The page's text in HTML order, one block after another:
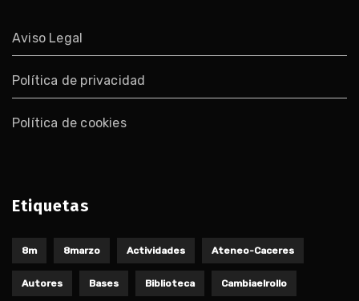
Aviso Legal
Política de privacidad
Política de cookies
Etiquetas
8m 8marzo Actividades Ateneo-Caceres
Autores Bases Biblioteca Cambiaelrollo